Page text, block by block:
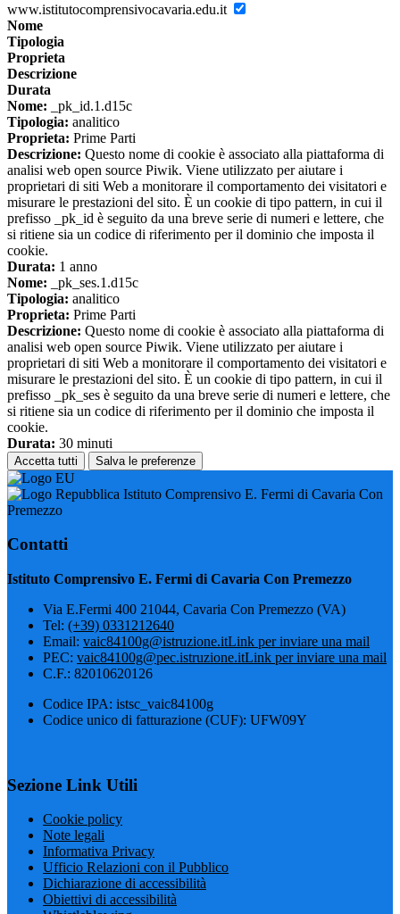
www.istitutocomprensivocavaria.edu.it
Nome
Tipologia
Proprieta
Descrizione
Durata
Nome: _pk_id.1.d15c
Tipologia: analitico
Proprieta: Prime Parti
Descrizione: Questo nome di cookie è associato alla piattaforma di
analisi web open source Piwik. Viene utilizzato per aiutare i
proprietari di siti Web a monitorare il comportamento dei visitatori e
misurare le prestazioni del sito. È un cookie di tipo pattern, in cui il
prefisso _pk_id è seguito da una breve serie di numeri e lettere, che
si ritiene sia un codice di riferimento per il dominio che imposta il
cookie.
Durata: 1 anno
Nome: _pk_ses.1.d15c
Tipologia: analitico
Proprieta: Prime Parti
Descrizione: Questo nome di cookie è associato alla piattaforma di
analisi web open source Piwik. Viene utilizzato per aiutare i
proprietari di siti Web a monitorare il comportamento dei visitatori e
misurare le prestazioni del sito. È un cookie di tipo pattern, in cui il
prefisso _pk_ses è seguito da una breve serie di numeri e lettere, che
si ritiene sia un codice di riferimento per il dominio che imposta il
cookie.
Durata: 30 minuti
Accetta tutti Salva le preferenze
Istituto Comprensivo E. Fermi di Cavaria Con
Premezzo
Contatti
Istituto Comprensivo E. Fermi di Cavaria Con Premezzo
Via E.Fermi 400 21044, Cavaria Con Premezzo (VA)
Tel: (+39) 0331212640
Email: vaic84100g@istruzione.itLink per inviare una mail
PEC: vaic84100g@pec.istruzione.itLink per inviare una mail
C.F.: 82010620126
Codice IPA: istsc_vaic84100g
Codice unico di fatturazione (CUF): UFW09Y
Sezione Link Utili
Cookie policy
Note legali
Informativa Privacy
Ufficio Relazioni con il Pubblico
Dichiarazione di accessibilità
Obiettivi di accessibilità